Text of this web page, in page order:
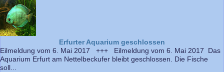
Erfurter Aquarium geschlossen
Eilmeldung vom 6. Mai 2017 +++ Eilmeldung vom 6. Mai 2017 Das
Aquarium Erfurt am Nettelbeckufer bleibt geschlossen. Die Fische
soll...